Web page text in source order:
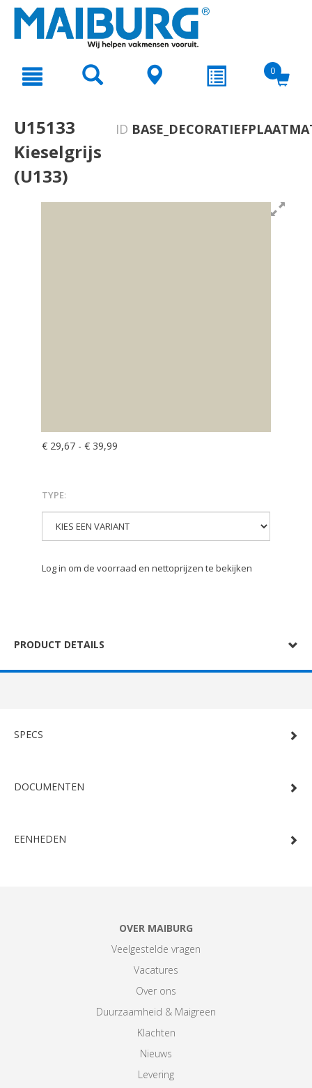
text.skipToNavigation
0
U15133
Kieselgrijs
(U133)
ID
€ 29,67 - € 39,99
TYPE:
Log in om de voorraad en nettoprijzen te bekijken
PRODUCT DETAILS
SPECS
DOCUMENTEN
EENHEDEN
OVER MAIBURG
Veelgestelde vragen
Vacatures
Over ons
Duurzaamheid & Maigreen
Klachten
Nieuws
Levering